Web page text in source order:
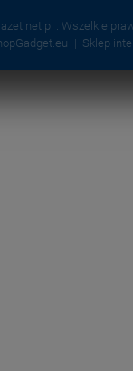
. Wszelkie
Sklep